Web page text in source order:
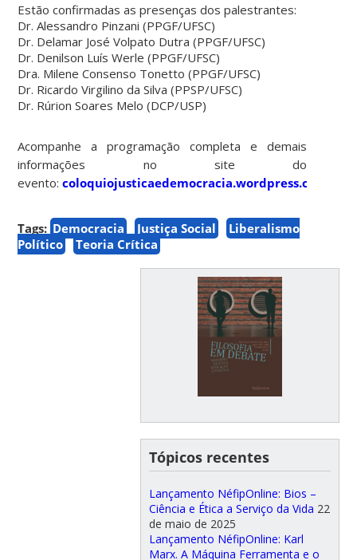
Estão confirmadas as presenças dos palestrantes:
Dr. Alessandro Pinzani (PPGF/UFSC)
Dr. Delamar José Volpato Dutra (PPGF/UFSC)
Dr. Denilson Luís Werle (PPGF/UFSC)
Dra. Milene Consenso Tonetto (PPGF/UFSC)
Dr. Ricardo Virgilino da Silva (PPSP/UFSC)
Dr. Rúrion Soares Melo (DCP/USP)
Acompanhe a programação completa e demais
informações no site do
evento:coloquiojusticaedemocracia.wordpress.com
Tags: Democracia Justiça Social
Liberalismo
Político
Teoria Crítica
Tópicos recentes
Lançamento NéfipOnline: Bios –
Ciência e Ética a Serviço da Vida 22
de maio de 2025
Lançamento NéfipOnline: Karl
Marx. A Máquina Ferramenta e o